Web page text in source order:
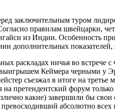
заключительным туром
правилам швейцарки,
из Индии. Особенность
дополнительных
раскладах ничья во
Кеймера черными
съезжал в итоге на
претендентский форум
какие) завершили бы
абсолютно